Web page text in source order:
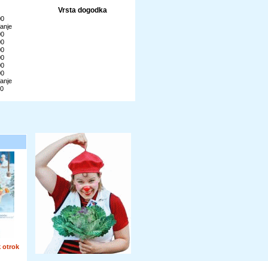
Vrsta dogodka
otrok